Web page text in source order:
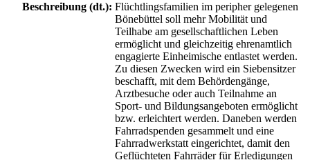
Beschreibung (dt.): Flüchtlingsfamilien im peripher gelegenen
Bönebüttel soll mehr Mobilität und
Teilhabe am gesellschaftlichen Leben
ermöglicht und gleichzeitig ehrenamtlich
engagierte Einheimische entlastet werden.
Zu diesen Zwecken wird ein Siebensitzer
beschafft, mit dem Behördengänge,
Arztbesuche oder auch Teilnahme an
Sport- und Bildungsangeboten ermöglicht
bzw. erleichtert werden. Daneben werden
Fahrradspenden gesammelt und eine
Fahrradwerkstatt eingerichtet, damit den
Geflüchteten Fahrräder für Erledigungen